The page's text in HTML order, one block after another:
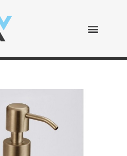
דיספנסר אליטה ברונזה